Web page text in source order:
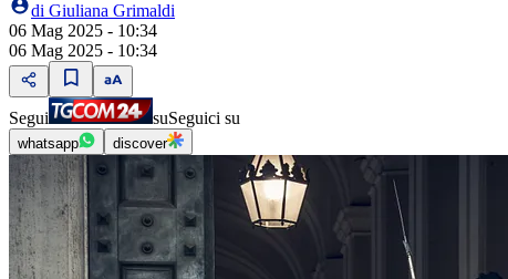
di Giuliana Grimaldi
06 Mag 2025 - 10:34
06 Mag 2025 - 10:34
Segui suSeguici su
whatsapp discover